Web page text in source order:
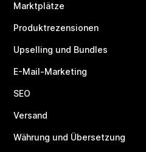
Marktplätze
Produktrezensionen
Upselling und Bundles
E-Mail-Marketing
SEO
Versand
Währung und Übersetzung